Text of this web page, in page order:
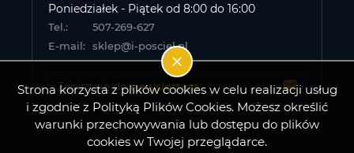
Strona korzysta z plików cookies w celu realizacji usług
i zgodnie z Polityką Plików Cookies. Możesz określić
warunki przechowywania lub dostępu do plików
cookies w Twojej przeglądarce.
Poniedziałek - Piątek od 8:00 do 16:00
Tel.:
507-269-627
E-mail: sklep@i-posciel.pl
Zapisz się do newslettera